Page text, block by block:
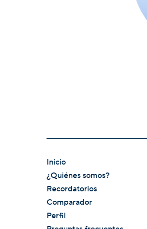
Inicio
¿Quiénes somos?
Recordatorios
Comparador
Perfil